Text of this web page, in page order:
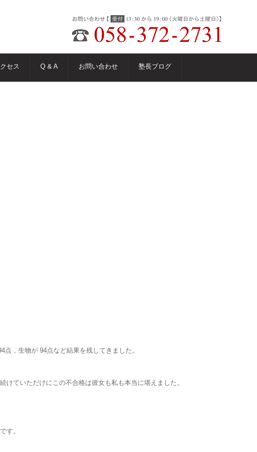
セス Q & A お問い合わせ 塾長ブログ
，生物が 94点など結果を残してきました。
ていただけにこの不合格は彼女も私も本当に堪えました。
す。